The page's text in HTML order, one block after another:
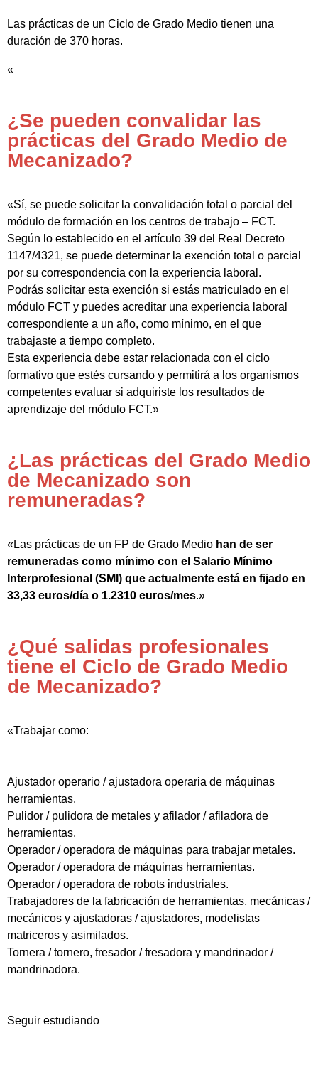
Las prácticas de un Ciclo de Grado Medio tienen una
duración de 370 horas.
«
¿Se pueden convalidar las
prácticas del Grado Medio de
Mecanizado?
«Sí, se puede solicitar la convalidación total o parcial del
módulo de formación en los centros de trabajo – FCT.
Según lo establecido en el artículo 39 del Real Decreto
1147/4321, se puede determinar la exención total o parcial
por su correspondencia con la experiencia laboral.
Podrás solicitar esta exención si estás matriculado en el
módulo FCT y puedes acreditar una experiencia laboral
correspondiente a un año, como mínimo, en el que
trabajaste a tiempo completo.
Esta experiencia debe estar relacionada con el ciclo
formativo que estés cursando y permitirá a los organismos
competentes evaluar si adquiriste los resultados de
aprendizaje del módulo FCT.»
¿Las prácticas del Grado Medio
de Mecanizado son
remuneradas?
«Las prácticas de un FP de Grado Medio han de ser
remuneradas como mínimo con el Salario Mínimo
Interprofesional (SMI) que actualmente está en fijado en
33,33 euros/día o 1.2310 euros/mes.»
¿Qué salidas profesionales
tiene el Ciclo de Grado Medio
de Mecanizado?
«Trabajar como:
Ajustador operario / ajustadora operaria de máquinas
herramientas.
Pulidor / pulidora de metales y afilador / afiladora de
herramientas.
Operador / operadora de máquinas para trabajar metales.
Operador / operadora de máquinas herramientas.
Operador / operadora de robots industriales.
Trabajadores de la fabricación de herramientas, mecánicas /
mecánicos y ajustadoras / ajustadores, modelistas
matriceros y asimilados.
Tornera / tornero, fresador / fresadora y mandrinador /
mandrinadora.
Seguir estudiando